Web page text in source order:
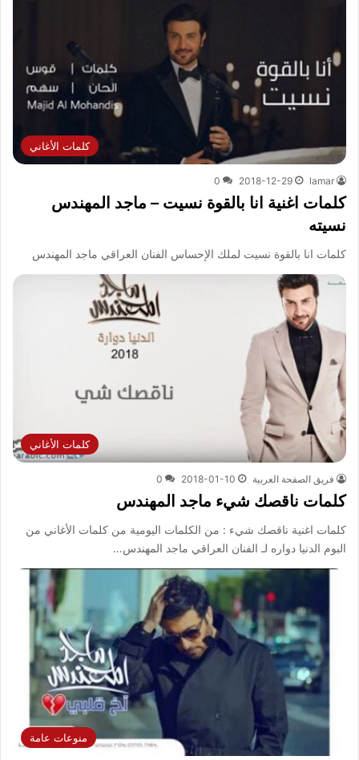
كلمات الأغاني
lamar
2018-12-29
0
كلمات اغنية انا بالقوة نسيت – ماجد المهندس
نسيته
كلمات انا بالقوة نسيت لملك الإحساس الفنان العراقي ماجد المهندس
كلمات الأغاني
فريق الصفحة العربية 2018-01-10
0
كلمات ناقصك شيء ماجد المهندس
كلمات اغنية ناقصك شيء : من الكلمات اليومية من كلمات الأغاني من
البوم الدنيا دواره لـ الفنان العراقي ماجد المهندس…
منوعات عامة